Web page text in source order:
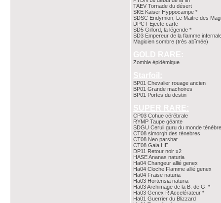
TAEV Tornade du désert
SKE Kaiser Hyppocampe *
SDSC Endymion, Le Maitre des
DPCT Ejecte carte
SD5 Gilford, la légende *
SD3 Empereur de la flamme
Magicien sombre (très abîmée)
GOLD RARE:
Zombie épidémique
Starfoil:
BP01 Chevalier rouage ancien
BP01 Grande machoires
BP01 Portes du destin
SUPER RARE:
CP03 Cohue cérébrale
RYMP Taupe géante
SDGU Ceruli guru du monde
CT08 simorgh des ténebres
CT08 Neo parshat
CT08 Gaia HE
DP11 Retour noir x2
HASE Ananas naturia
Ha04 Changeur allié genex
Ha04 Cloche Flamme allié genex
Ha04 Fraise naturia
Ha03 Hortensia naturia
Ha03 Archimage de la B. de G. *
Ha03 Genex R Accelérateur *
Ha01 Guerrier du Blizzard